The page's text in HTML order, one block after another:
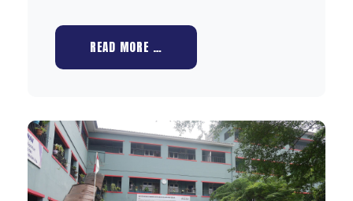
READ MORE …